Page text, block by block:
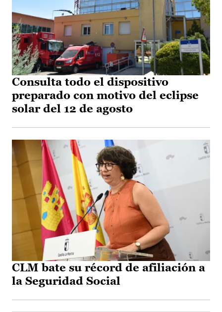
Consulta todo el dispositivo
preparado con motivo del eclipse
solar del 12 de agosto
CLM bate su récord de afiliación a
la Seguridad Social